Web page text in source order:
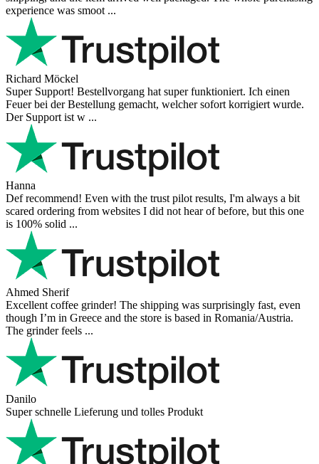
experience was smoot ...
Richard Möckel
Super Support! Bestellvorgang hat super funktioniert. Ich einen
Feuer bei der Bestellung gemacht, welcher sofort korrigiert wurde.
Der Support ist w ...
Hanna
Def recommend! Even with the trust pilot results, I'm always a bit
scared ordering from websites I did not hear of before, but this one
is 100% solid ...
Ahmed Sherif
Excellent coffee grinder! The shipping was surprisingly fast, even
though I’m in Greece and the store is based in Romania/Austria.
The grinder feels ...
Danilo
Super schnelle Lieferung und tolles Produkt